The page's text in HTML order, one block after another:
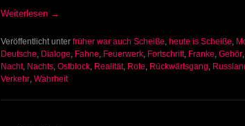
Weiterlesen →
Veröffentlicht unter früher war auch Scheiße, heute is Scheiße,
Deutsche, Dialoge, Fahne, Feuerwerk, Fortschritt, Franke, Gehör,
Nacht, Nachts, Ostblock, Realität, Rote, Rückwärtsgang,
Verkehr, Wahrheit